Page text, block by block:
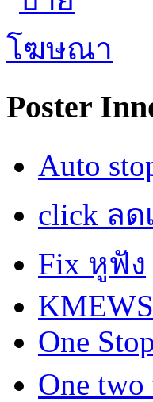
Poster
Auto
click ลด
Fix หูฟัง
KMEWS
One
One